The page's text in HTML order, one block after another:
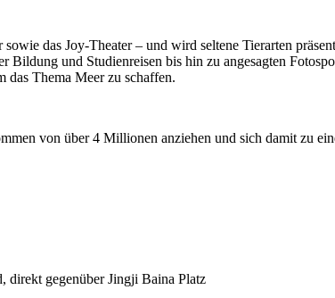
das Joy-Theater – und wird seltene Tierarten
und Studienreisen bis hin zu angesagten
Thema Meer zu schaffen.
von über 4 Millionen anziehen und sich damit zu
direkt gegenüber Jingji Baina Platz